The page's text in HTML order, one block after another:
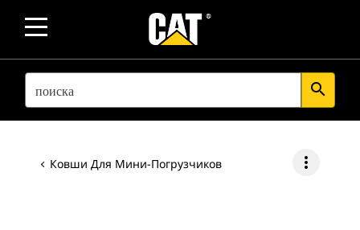
SEARCH search
Ковши Для Мини-Погрузчиков more_vert